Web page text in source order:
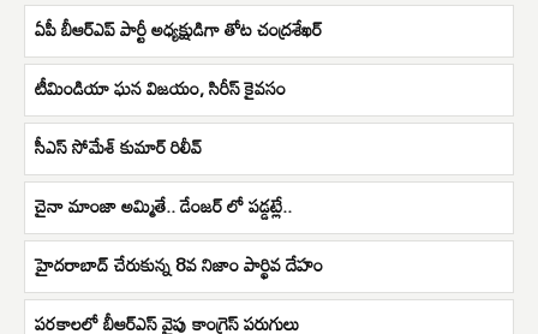
ఏపీ బీఆర్ఎప్ పార్టీ అధ్యక్షుడిగా తోట చంద్రశేఖర్
టీమిండియా ఘన విజయం, సిరీస్ కైవసం
సీఎస్‌ సోమేశ్‌ కుమార్‌ రిలీవ్‌
చైనా మాంజా అమ్మితే.. డేంజర్ లో పడ్డట్లే..
హైదరాబాద్‌ చేరుకున్న 8వ నిజాం పార్థివ దేహం
పరకాలలో బీఆర్ఎస్ వైపు కాంగ్రెస్ పరుగులు